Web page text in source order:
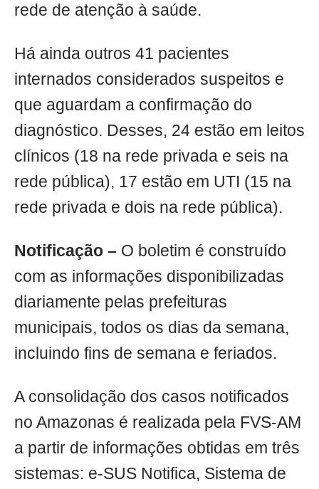
rede de atenção à saúde.
Há ainda outros 41 pacientes
internados considerados suspeitos e
que aguardam a confirmação do
diagnóstico. Desses, 24 estão em leitos
clínicos (18 na rede privada e seis na
rede pública), 17 estão em UTI (15 na
rede privada e dois na rede pública).
Notificação – O boletim é construído
com as informações disponibilizadas
diariamente pelas prefeituras
municipais, todos os dias da semana,
incluindo fins de semana e feriados.
A consolidação dos casos notificados
no Amazonas é realizada pela FVS-AM
a partir de informações obtidas em três
sistemas: e-SUS Notifica, Sistema de